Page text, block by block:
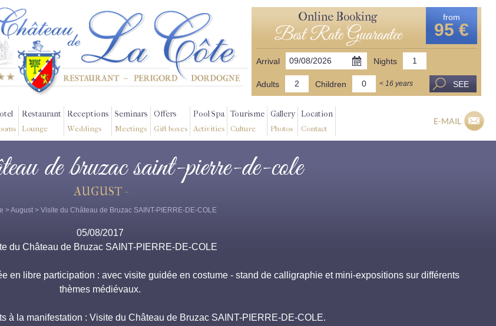
Online Booking
Best Rate Guarantee
from
95 €
Arrival Nights
Adults Children < 16 years SEE
Restaurant
Lounge
Receptions
Weddings
Seminars
Meetings
Offers
Gift boxes
Pool Spa
Activities
Tourisme
Culture
Gallery
Photos
Location
Contact
E-MAIL
de bruzac saint-pierre-de-cole
AUGUST -
>August> Visite du Château de Bruzac SAINT-PIERRE-DE-COLE
05/08/2017
du Château de Bruzac SAINT-PIERRE-DE-COLE
en libre participation : avec visite guidée en costume - stand de calligraphie et mini-expositions sur différents
thèmes médiévaux.
à la manifestation : Visite du Château de Bruzac SAINT-PIERRE-DE-COLE.